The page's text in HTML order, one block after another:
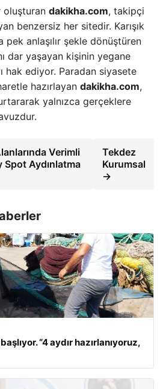
oluşturan dakikha.com, takipçi
benzersiz her sitedir. Karışık
anlaşılır şekle dönüştüren
dar yaşayan kişinin yegane
hak ediyor. Paradan siyasete
hazırlayan dakikha.com,
yalnızca gerçeklere
Verimli
Spot Aydınlatma
Tekdez
Kurumsal
→
“4 aydır hazırlanıyoruz,